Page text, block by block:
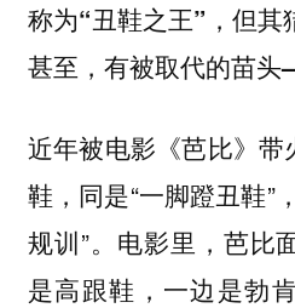
称为“丑鞋之王”，但其
甚至，有被取代的苗
近年被电影《芭比》带
鞋，同是“一脚蹬丑鞋”
规训”。电影里，芭比
是高跟鞋，一边是勃